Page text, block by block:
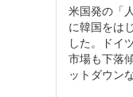
米国発の「
に韓国をは
した。ドイ
市場も下落
ットダウン